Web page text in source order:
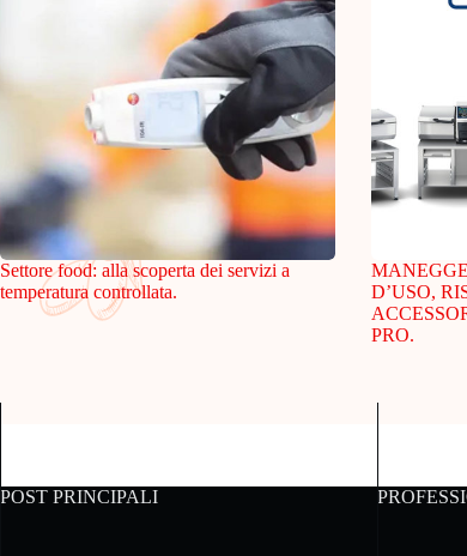
Settore food: alla scoperta dei servizi a
temperatura controllata.
D’USO,
PRO.
POST PRINCIPALI